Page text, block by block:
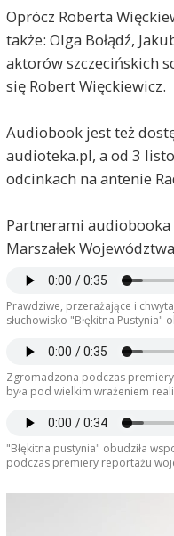
Oprócz Roberta
także: Olga Bołądź,
aktorów szczecińskich
się Robert Więckiewicz.
Audiobook jest też
audioteka.pl, a od 3
odcinkach na antenie
Partnerami audiobooka
Marszałek
Prawdziwe, przerażające i
słuchowisko "Błękitna
Zgromadzona podczas
była pod wielkim wrażeniem
"Błękitna pustynia" obudziła
podczas premiery reportażu